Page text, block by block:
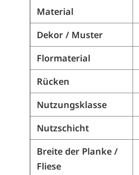
Material
Dekor / Muster
Flormaterial
Rücken
Nutzungsklasse
Nutzschicht
Breite der Planke /
Fliese